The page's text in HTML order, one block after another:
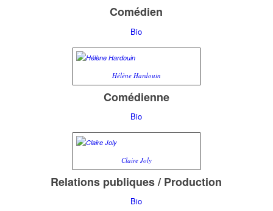
Comédien
Bio
Hélène Hardouin
Comédienne
Bio
Claire Joly
Relations publiques / Production
Bio